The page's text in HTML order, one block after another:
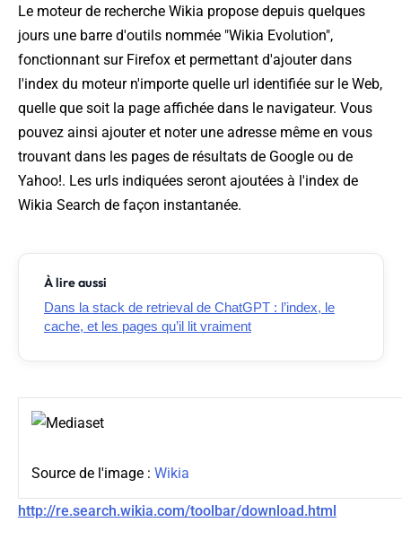
Le moteur de recherche Wikia propose depuis quelques
jours une barre d'outils nommée "Wikia Evolution",
fonctionnant sur Firefox et permettant d'ajouter dans
l'index du moteur n'importe quelle url identifiée sur le Web,
quelle que soit la page affichée dans le navigateur. Vous
pouvez ainsi ajouter et noter une adresse même en vous
trouvant dans les pages de résultats de Google ou de
Yahoo!. Les urls indiquées seront ajoutées à l'index de
Wikia Search de façon instantanée.
À lire aussi
Dans la stack de retrieval de ChatGPT : l’index, le
cache, et les pages qu’il lit vraiment
Source de l'image : Wikia
http://re.search.wikia.com/toolbar/download.html